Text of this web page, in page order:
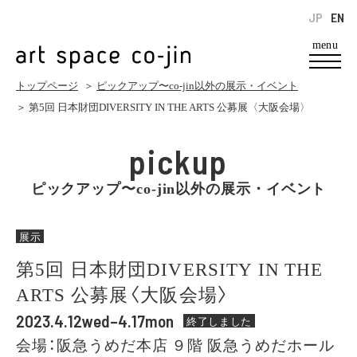
menu
EN
JP
トップページ ＞ ピックアップ〜co-jin以外の展示・イベント
＞ 第5回 日本財団DIVERSITY IN THE ARTS 公募展〈大阪会場〉
pickup
ピックアップ〜co-jin以外の展示・イベント
展示
第5回 日本財団DIVERSITY IN THE
ARTS 公募展〈大阪会場〉
2023.4.12wed–4.17mon 終了しました
会場：阪急うめだ本店 ９階 阪急うめだホール